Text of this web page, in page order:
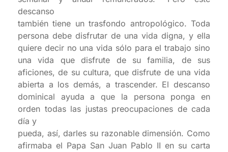
descanso
también tiene un trasfondo antropológico. Toda
persona debe disfrutar de una vida digna, y ella
quiere decir no una vida sólo para el trabajo sino
una vida que disfrute de su familia, de sus
aficiones, de su cultura, que disfrute de una vida
abierta a los demás, a trascender. El descanso
dominical ayuda a que la persona ponga en
orden todas las justas preocupaciones de cada
día y
pueda, así, darles su razonable dimensión. Como
afirmaba el Papa San Juan Pablo II en su carta